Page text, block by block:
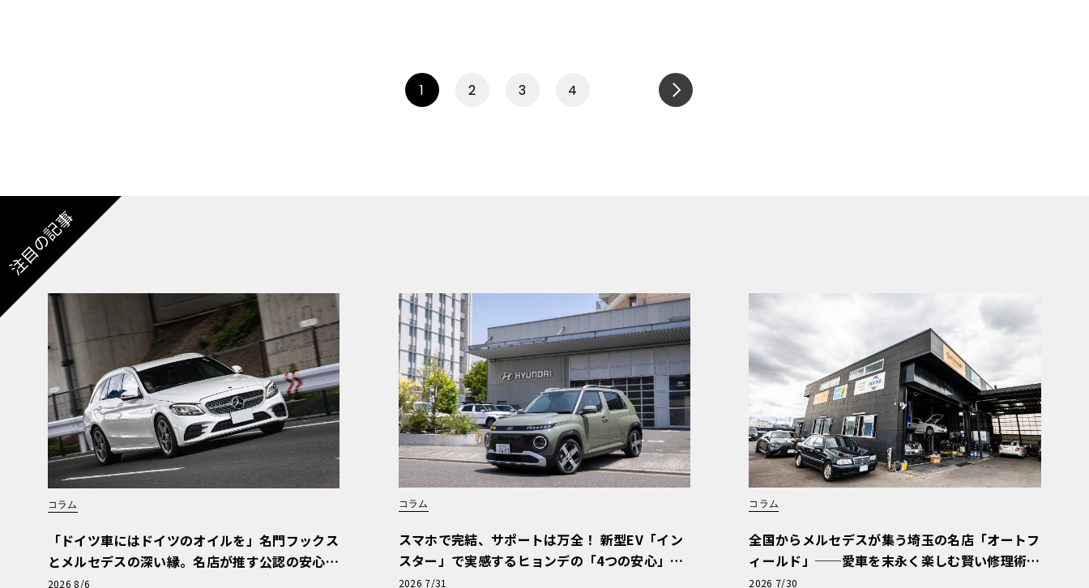
1 2 3 4
注目の記事
コラム
「ドイツ車にはドイツのオイルを」名門フックス
とメルセデスの深い縁。名店が推す公認の安心
と、Cクラスで味わうシルキーな走り〈PR〉
2026 8/6
コラム
スマホで完結、サポートは万全！ 新型EV「イン
スター」で実感するヒョンデの「4つの安心」
【第1回・ヒョンデ6つの疑問：Why? Hyunda
2026 7/31
コラム
全国からメルセデスが集う埼玉の名店「オートフ
ィールド」──愛車を末永く楽しむ賢い修理術
と、プロがフックス製オイルを選ぶ理由〈PR〉
2026 7/30